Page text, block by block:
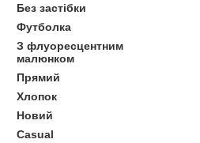
Без застібки
Футболка
З флуоресцентним
малюнком
Прямий
Хлопок
Новий
Casual